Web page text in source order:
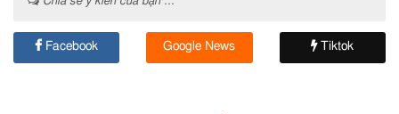
Facebook Google News Tiktok